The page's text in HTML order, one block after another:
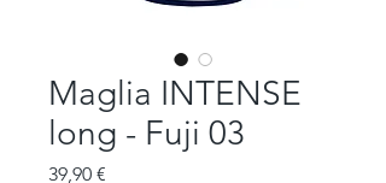
Maglia INTENSE
long - Fuji 03
39,90 €